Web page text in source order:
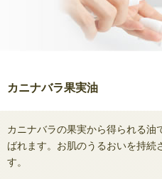
カニナバラ果実油
カニナバラの果実から得られる油
ばれます。お肌のうるおいを持続
す。